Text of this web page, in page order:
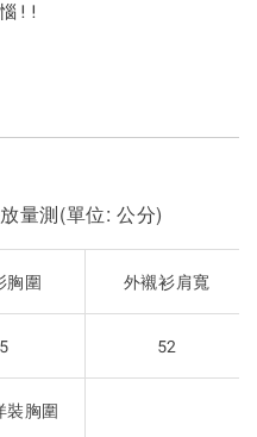
!!
量測(單位: 公分)
胸圍 外襯衫肩寬
52
裝胸圍